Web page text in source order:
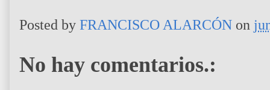
Posted by FRANCISCO ALARCÓN on
No hay comentarios.: